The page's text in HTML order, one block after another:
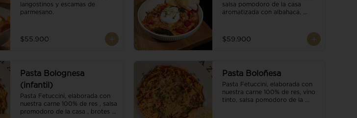
langostinos y escamas de
parmesano.
$55.900
salsa pomodoro de la casa
aromatizada con albahaca,
$59.900
Pasta Bolognesa
(infantil)
Pasta Fetuccini, elaborada con
nuestra carne 100% de res , salsa
promodoro de la casa , brotes
Pasta Boloñesa
Pasta Fetuccini, elaborada con
nuestra carne 100% de res, vino
tinto, salsa pomodoro de la